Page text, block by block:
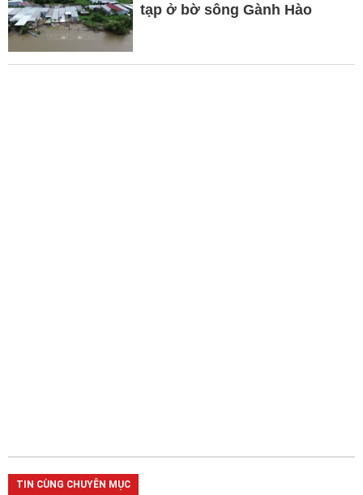
tạp ở bờ sông Gành Hào
TIN CÙNG CHUYÊN MỤC